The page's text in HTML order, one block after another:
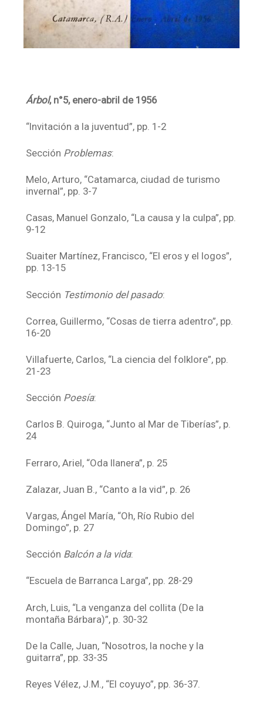
Árbol, n°5, enero-abril de 1956
“Invitación a la juventud”, pp. 1-2
Sección Problemas:
Melo, Arturo, “Catamarca, ciudad de turismo
invernal”, pp. 3-7
Casas, Manuel Gonzalo, “La causa y la culpa”, pp.
9-12
Suaiter Martínez, Francisco, “El eros y el logos”,
pp. 13-15
Sección Testimonio del pasado:
Correa, Guillermo, “Cosas de tierra adentro”, pp.
16-20
Villafuerte, Carlos, “La ciencia del folklore”, pp.
21-23
Sección Poesía:
Carlos B. Quiroga, “Junto al Mar de Tiberías”, p.
24
Ferraro, Ariel, “Oda llanera”, p. 25
Zalazar, Juan B., “Canto a la vid”, p. 26
Vargas, Ángel María, “Oh, Río Rubio del
Domingo”, p. 27
Sección Balcón a la vida:
“Escuela de Barranca Larga”, pp. 28-29
Arch, Luis, “La venganza del collita (De la
montaña Bárbara)”, p. 30-32
De la Calle, Juan, “Nosotros, la noche y la
guitarra”, pp. 33-35
Reyes Vélez, J.M., “El coyuyo”, pp. 36-37.